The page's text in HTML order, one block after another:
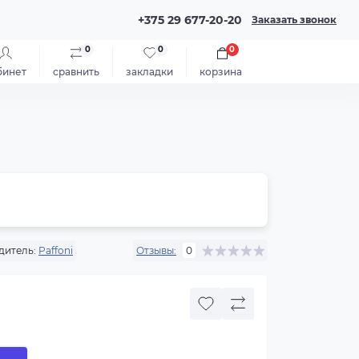
+375 29 677-20-20 Заказать звонок
сравнить
0
закладки
0
корзина
0
Paffoni Отзывы: 0